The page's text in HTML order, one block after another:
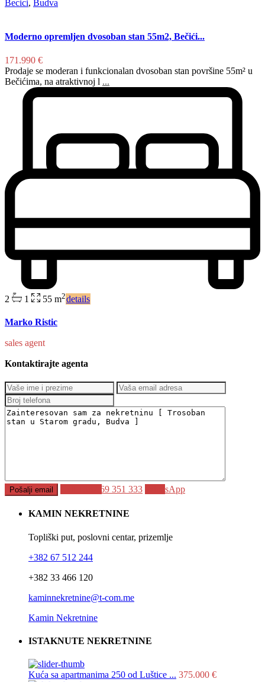
Becici, Budva
Moderno opremljen dvosoban stan 55m2, Bečići...
171.990 €
Prodaje se moderan i funkcionalan dvosoban stan površine 55m² u
Bečićima, na atraktivnoj l ...
2 1 55 m2details
Marko Ristic
sales agent
Kontaktirajte agenta
+382 69 351 333 WhatsApp
KAMIN NEKRETNINE
Topliški put, poslovni centar, prizemlje
+382 67 512 244
+382 33 466 120
kaminnekretnine@t-com.me
Kamin Nekretnine
ISTAKNUTE NEKRETNINE
Kuća sa apartmanima 250 od Luštice ... 375.000 €